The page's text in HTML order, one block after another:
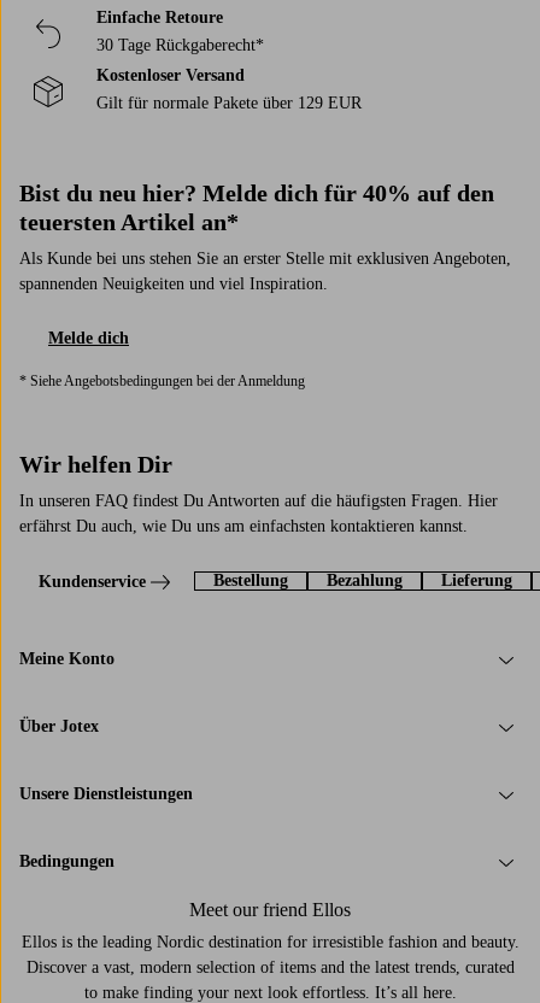
Einfache Retoure
30 Tage Rückgaberecht*
Kostenloser Versand
Gilt für normale Pakete über 129 EUR
Bist du neu hier? Melde dich für 40% auf den
teuersten Artikel an*
Als Kunde bei uns stehen Sie an erster Stelle mit exklusiven Angeboten,
spannenden Neuigkeiten und viel Inspiration.
Melde dich
* Siehe Angebotsbedingungen bei der Anmeldung
Wir helfen Dir
In unseren FAQ findest Du Antworten auf die häufigsten Fragen. Hier
erfährst Du auch, wie Du uns am einfachsten kontaktieren kannst.
Kundenservice Bestellung Bezahlung Lieferung
Meine Konto
Über Jotex
Unsere Dienstleistungen
Bedingungen
Meet our friend Ellos
Ellos is the leading Nordic destination for irresistible fashion and beauty.
Discover a vast, modern selection of items and the latest trends, curated
to make finding your next look effortless. It’s all here.